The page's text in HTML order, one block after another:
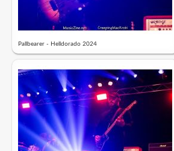
Pallbearer - Helldorado 2024